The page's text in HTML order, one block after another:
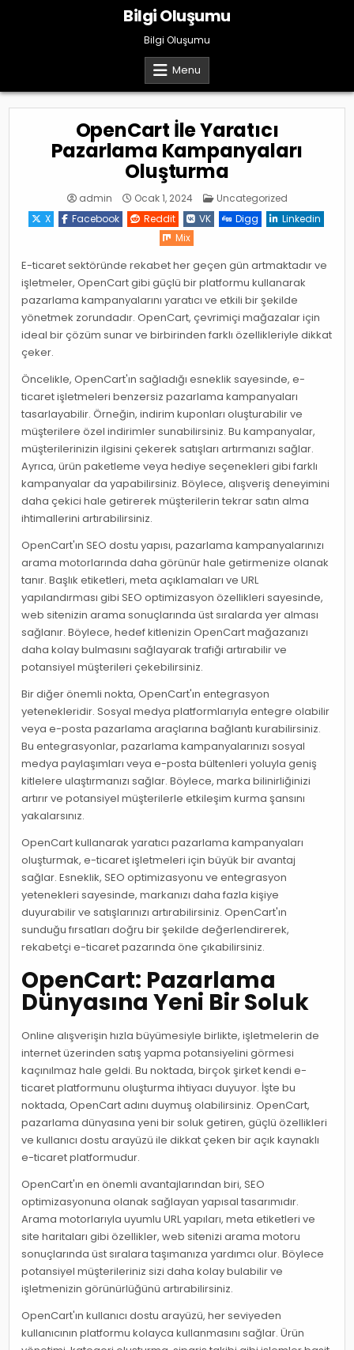
Bilgi Oluşumu
Bilgi Oluşumu
Menu
OpenCart İle Yaratıcı
Pazarlama Kampanyaları
Oluşturma
admin Ocak 1, 2024 Posted
Uncategorized
X
Facebook Reddit VK Digg
Linkedin
Mix
E-ticaret sektöründe rekabet her geçen gün artmaktadır ve
işletmeler, OpenCart gibi güçlü bir platformu kullanarak
pazarlama kampanyalarını yaratıcı ve etkili bir şekilde
yönetmek zorundadır. OpenCart, çevrimiçi mağazalar için
ideal bir çözüm sunar ve birbirinden farklı özellikleriyle dikkat
çeker.
Öncelikle, OpenCart'ın sağladığı esneklik sayesinde, e-
ticaret işletmeleri benzersiz pazarlama kampanyaları
tasarlayabilir. Örneğin, indirim kuponları oluşturabilir ve
müşterilere özel indirimler sunabilirsiniz. Bu kampanyalar,
müşterilerinizin ilgisini çekerek satışları artırmanızı sağlar.
Ayrıca, ürün paketleme veya hediye seçenekleri gibi farklı
kampanyalar da yapabilirsiniz. Böylece, alışveriş deneyimini
daha çekici hale getirerek müşterilerin tekrar satın alma
ihtimallerini artırabilirsiniz.
OpenCart'ın SEO dostu yapısı, pazarlama kampanyalarınızı
arama motorlarında daha görünür hale getirmenize olanak
tanır. Başlık etiketleri, meta açıklamaları ve URL
yapılandırması gibi SEO optimizasyon özellikleri sayesinde,
web sitenizin arama sonuçlarında üst sıralarda yer alması
sağlanır. Böylece, hedef kitlenizin OpenCart mağazanızı
daha kolay bulmasını sağlayarak trafiği artırabilir ve
potansiyel müşterileri çekebilirsiniz.
Bir diğer önemli nokta, OpenCart'ın entegrasyon
yetenekleridir. Sosyal medya platformlarıyla entegre olabilir
veya e-posta pazarlama araçlarına bağlantı kurabilirsiniz.
Bu entegrasyonlar, pazarlama kampanyalarınızı sosyal
medya paylaşımları veya e-posta bültenleri yoluyla geniş
kitlelere ulaştırmanızı sağlar. Böylece, marka bilinirliğinizi
artırır ve potansiyel müşterilerle etkileşim kurma şansını
yakalarsınız.
OpenCart kullanarak yaratıcı pazarlama kampanyaları
oluşturmak, e-ticaret işletmeleri için büyük bir avantaj
sağlar. Esneklik, SEO optimizasyonu ve entegrasyon
yetenekleri sayesinde, markanızı daha fazla kişiye
duyurabilir ve satışlarınızı artırabilirsiniz. OpenCart'ın
sunduğu fırsatları doğru bir şekilde değerlendirerek,
rekabetçi e-ticaret pazarında öne çıkabilirsiniz.
OpenCart: Pazarlama
Dünyasına Yeni Bir Soluk
Online alışverişin hızla büyümesiyle birlikte, işletmelerin de
internet üzerinden satış yapma potansiyelini görmesi
kaçınılmaz hale geldi. Bu noktada, birçok şirket kendi e-
ticaret platformunu oluşturma ihtiyacı duyuyor. İşte bu
noktada, OpenCart adını duymuş olabilirsiniz. OpenCart,
pazarlama dünyasına yeni bir soluk getiren, güçlü özellikleri
ve kullanıcı dostu arayüzü ile dikkat çeken bir açık kaynaklı
e-ticaret platformudur.
OpenCart'ın en önemli avantajlarından biri, SEO
optimizasyonuna olanak sağlayan yapısal tasarımıdır.
Arama motorlarıyla uyumlu URL yapıları, meta etiketleri ve
site haritaları gibi özellikler, web sitenizi arama motoru
sonuçlarında üst sıralara taşımanıza yardımcı olur. Böylece
potansiyel müşterileriniz sizi daha kolay bulabilir ve
işletmenizin görünürlüğünü artırabilirsiniz.
OpenCart'ın kullanıcı dostu arayüzü, her seviyeden
kullanıcının platformu kolayca kullanmasını sağlar. Ürün